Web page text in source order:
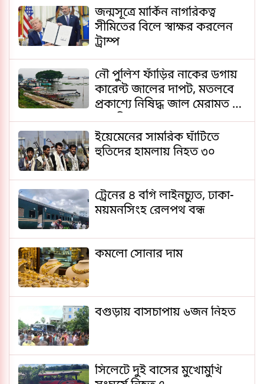
জন্মসূত্রে মার্কিন নাগরিকত্ব
সীমিতের বিলে স্বাক্ষর করলেন
ট্রাম্প
নৌ পুলিশ ফাঁড়ির নাকের ডগায়
কারেন্ট জালের দাপট, মতলবে
প্রকাশ্যে নিষিদ্ধ জাল মেরামত ও
মাছ শিকার
ইয়েমেনের সামরিক ঘাঁটিতে
হুতিদের হামলায় নিহত ৩০
ট্রেনের ৪ বগি লাইনচ্যুত, ঢাকা-
ময়মনসিংহ রেলপথ বন্ধ
কমলো সোনার দাম
বগুড়ায় বাসচাপায় ৬জন নিহত
সিলেটে দুই বাসের মুখোমুখি